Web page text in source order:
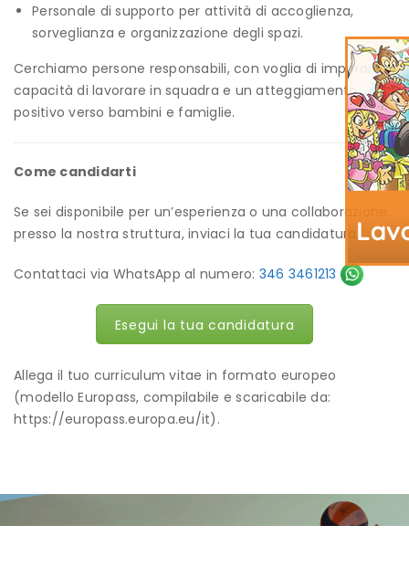
Personale di supporto per attività di accoglienza,
sorveglianza e organizzazione degli spazi.
Cerchiamo persone responsabili, con voglia di imparare,
capacità di lavorare in squadra e un atteggiamento
positivo verso bambini e famiglie.
Come candidarti
Se sei disponibile per un’esperienza o una collaborazione
presso la nostra struttura, inviaci la tua candidatura.
Contattaci via WhatsApp al numero: 346 3461213
Esegui la tua candidatura
Allega il tuo curriculum vitae in formato europeo
(modello Europass, compilabile e scaricabile da:
https://europass.europa.eu/it).